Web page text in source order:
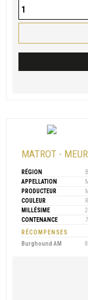
MATROT -
RÉGION
APPELLATION
PRODUCTEUR
COULEUR
MILLÉSIME
CONTENANCE
RÉCOMPENSES
Burghound AM